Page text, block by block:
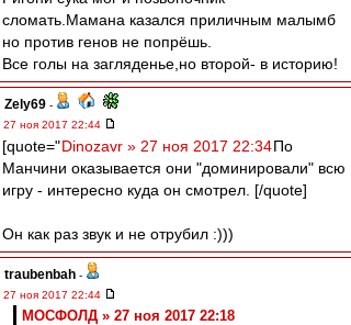
сломать.Мамана казался приличным малымб
но против генов не попрёшь.
Все голы на загляденье,но второй- в историю!
Zely69 -
27 ноя 2017 22:44
[quote="Dinozavr » 27 ноя 2017 22:34По
Манчини оказывается они "доминировали" всю
игру - интересно куда он смотрел. [/quote]
Он как раз звук и не отрубил :)))
traubenbah -
27 ноя 2017 22:44
МОСФОЛД » 27 ноя 2017 22:18